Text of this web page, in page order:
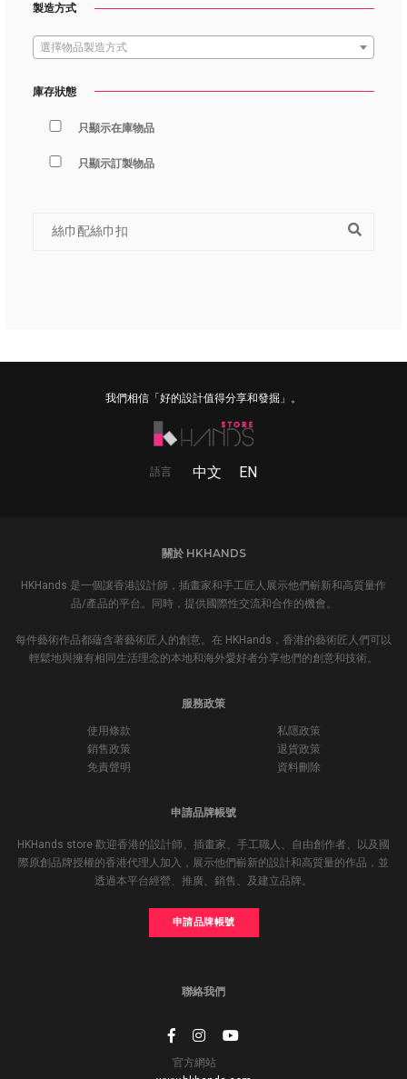
製造方式
選擇物品製造方式
庫存狀態
只顯示在庫物品
只顯示訂製物品
我們相信「好的設計值得分享和發掘」。
語言 中文 EN
關於 HKHANDS
HKHands 是一個讓香港設計師，插畫家和手工匠人展示他們嶄新和高質量作
品/產品的平台。同時，提供國際性交流和合作的機會。
每件藝術作品都蘊含著藝術匠人的創意。在 HKHands，香港的藝術匠人們可以
輕鬆地與擁有相同生活理念的本地和海外愛好者分享他們的創意和技術。
服務政策
使用條款
私隱政策
銷售政策
退貨政策
免責聲明
資料刪除
申請品牌帳號
HKHands store 歡迎香港的設計師、插畫家、手工職人、自由創作者、以及國
際原創品牌授權的香港代理人加入，展示他們嶄新的設計和高質量的作品，並
透過本平台經營、推廣、銷售、及建立品牌。
申請品牌帳號
聯絡我們
官方網站